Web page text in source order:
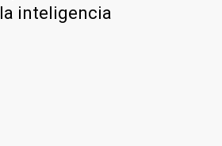
inteligencia